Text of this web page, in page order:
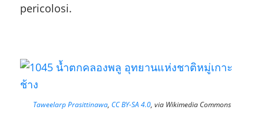
pericolosi.
Taweelarp Prasittinawa, CC BY-SA 4.0, via Wikimedia Commons